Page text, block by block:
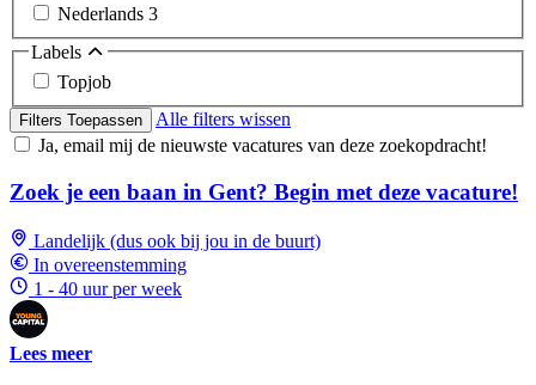
Nederlands 3
Labels
Topjob
Filters Toepassen
Alle filters wissen
Ja, email mij de nieuwste vacatures van deze zoekopdracht!
Zoek je een baan in Gent? Begin met deze vacature!
Landelijk (dus ook bij jou in de buurt)
In overeenstemming
1 - 40 uur per week
Lees meer